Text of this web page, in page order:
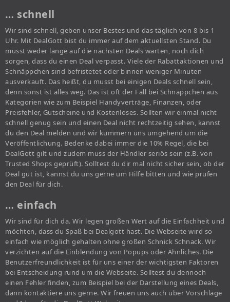
… schnell
Wir sind schnell, geben unser Bestes und das täglich von 8 bis 1
Uhr. Mit DealGott bist du immer auf dem aktuellsten Stand. Du
musst weder lange auf die nächsten Deals warten, noch dich
sorgen, dass du einen Deal verpasst. Viele der Rabattaktionen und
Schnäppchen sind befristetet oder binnen weniger Minuten
ausverkauft. Das heißt, du musst bei einigen Deals schnell sein,
denn sonst ist alles weg. Das ist oft der Fall bei Schnäppchen aus
Kategorien wie zum Beispiel Handyverträge, Finanzen, oder
Preisfehler, Gutscheine und Kostenloses. Sollten wir einmal nicht
schnell genug sein und einen Deal nicht rechtzeitig sehen, kannst
du den Deal melden und wir kümmern uns umgehend um die
Veröffentlichung. Bedenke dabei immer die 10% Regel, die bei
DealGott gilt und zudem muss der Händler seriös sein (z.B. von
Trusted Shops geprüft). Solltest du dir mal nicht sicher sein, ob der
Deal gut ist, kannst du uns gerne um Hilfe bitten und wie prüfen
den Deal für dich.
… einfach
Wir sind für dich da. Wir legen großen Wert auf die Einfachheit und
möchten, dass du Spaß bei Dealgott hast. Die Webseite wird so
einfach wie möglich gehalten ohne großen Schnick Schnack. Wir
verzichten auf die Einblendung von Popups oder Ähnliches. Die
Benutzerfreundlichkeit ist für uns einer der wichtigsten Faktoren
bei Entscheidung rund um die Webseite. Solltest du dennoch
einen Fehler finden, zum Beispiel bei der Darstellung eines Deals,
dann kontaktiere uns gerne. Wir freuen uns auch über Vorschläge